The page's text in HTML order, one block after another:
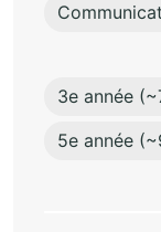
3e année
5e année